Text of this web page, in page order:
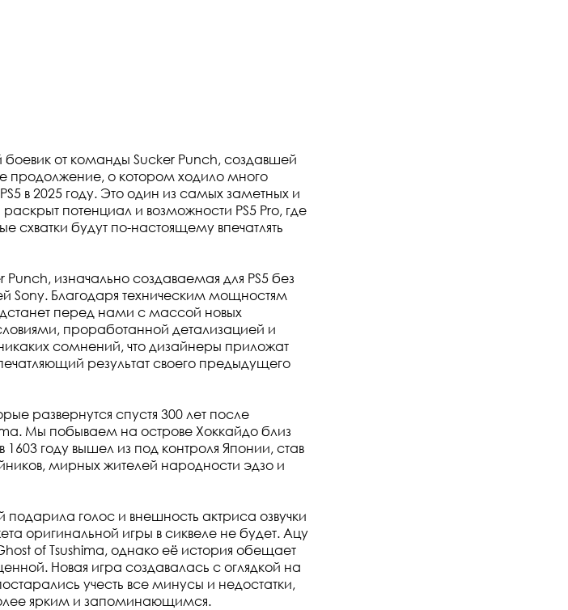
от команды Sucker Punch, создавшей
продолжение, о котором ходило много
в 2025 году. Это один из самых заметных и
потенциал и возможности PS5 Pro, где
будут по-настоящему впечатлять
изначально создаваемая для PS5 без
Sony. Благодаря техническим мощностям
перед нами с массой новых
проработанной детализацией и
сомнений, что дизайнеры приложат
результат своего предыдущего
развернутся спустя 300 лет после
Мы побываем на острове Хоккайдо близ
1603 году вышел из под контроля Японии, став
мирных жителей народности эдзо и
голос и внешность актриса озвучки
оригинальной игры в сиквеле не будет. Ацу
of Tsushima, однако её история обещает
Новая игра создавалась с оглядкой на
учесть все минусы и недостатки,
ярким и запоминающимся.